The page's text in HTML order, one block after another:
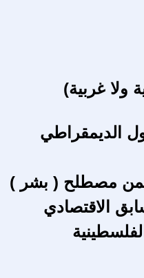
ولا غربية)
الديمقراطي
مصطلح ( بشر )
الاقتصادي